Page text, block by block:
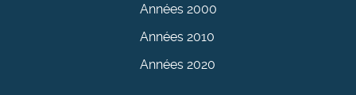
Années 2000
Années 2010
Années 2020